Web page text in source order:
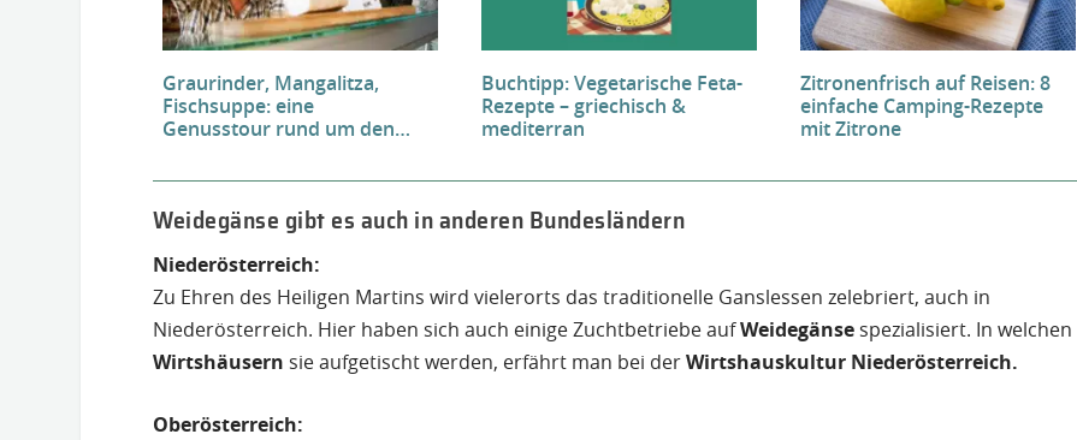
Graurinder, Mangalitza,
Fischsuppe: eine
Genusstour rund um den
Buchtipp: Vegetarische Feta-
Rezepte – griechisch &
mediterran
Zitronenfrisch auf Reisen: 8
einfache Camping-Rezepte
mit Zitrone
Weidegänse gibt es auch in anderen Bundesländern
Niederösterreich:
Zu Ehren des Heiligen Martins wird vielerorts das traditionelle Ganslessen zelebriert, auch in
Niederösterreich. Hier haben sich auch einige Zuchtbetriebe aufWeidegänse spezialisiert. In welchen
Wirtshäusern sie aufgetischt werden, erfährt man bei derWirtshauskultur Niederösterreich.
Oberösterreich: